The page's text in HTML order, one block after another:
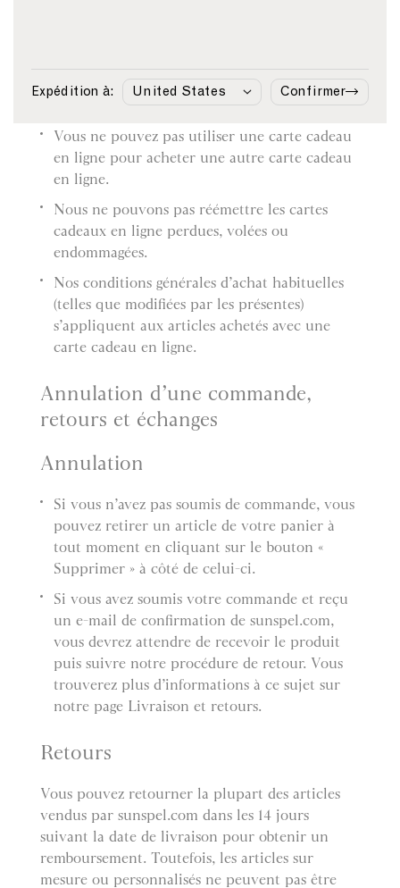
compte du montant de l’article. Aucun
remboursement en espèces ne sera effectué.
Vous ne pouvez pas utiliser une carte cadeau
en ligne pour acheter une autre carte cadeau
en ligne.
Nous ne pouvons pas réémettre les cartes
cadeaux en ligne perdues, volées ou
endommagées.
Nos conditions générales d’achat habituelles
(telles que modifiées par les présentes)
s’appliquent aux articles achetés avec une
carte cadeau en ligne.
Annulation d’une commande,
retours et échanges
Annulation
Si vous n’avez pas soumis de commande, vous
pouvez retirer un article de votre panier à
tout moment en cliquant sur le bouton «
Supprimer » à côté de celui-ci.
Si vous avez soumis votre commande et reçu
un e-mail de confirmation de sunspel.com,
vous devrez attendre de recevoir le produit
puis suivre notre procédure de retour. Vous
trouverez plus d’informations à ce sujet sur
notre page Livraison et retours.
Retours
Vous pouvez retourner la plupart des articles
vendus par sunspel.com dans les 14 jours
suivant la date de livraison pour obtenir un
remboursement. Toutefois, les articles sur
mesure ou personnalisés ne peuvent pas être
Expédition à: Confirmer